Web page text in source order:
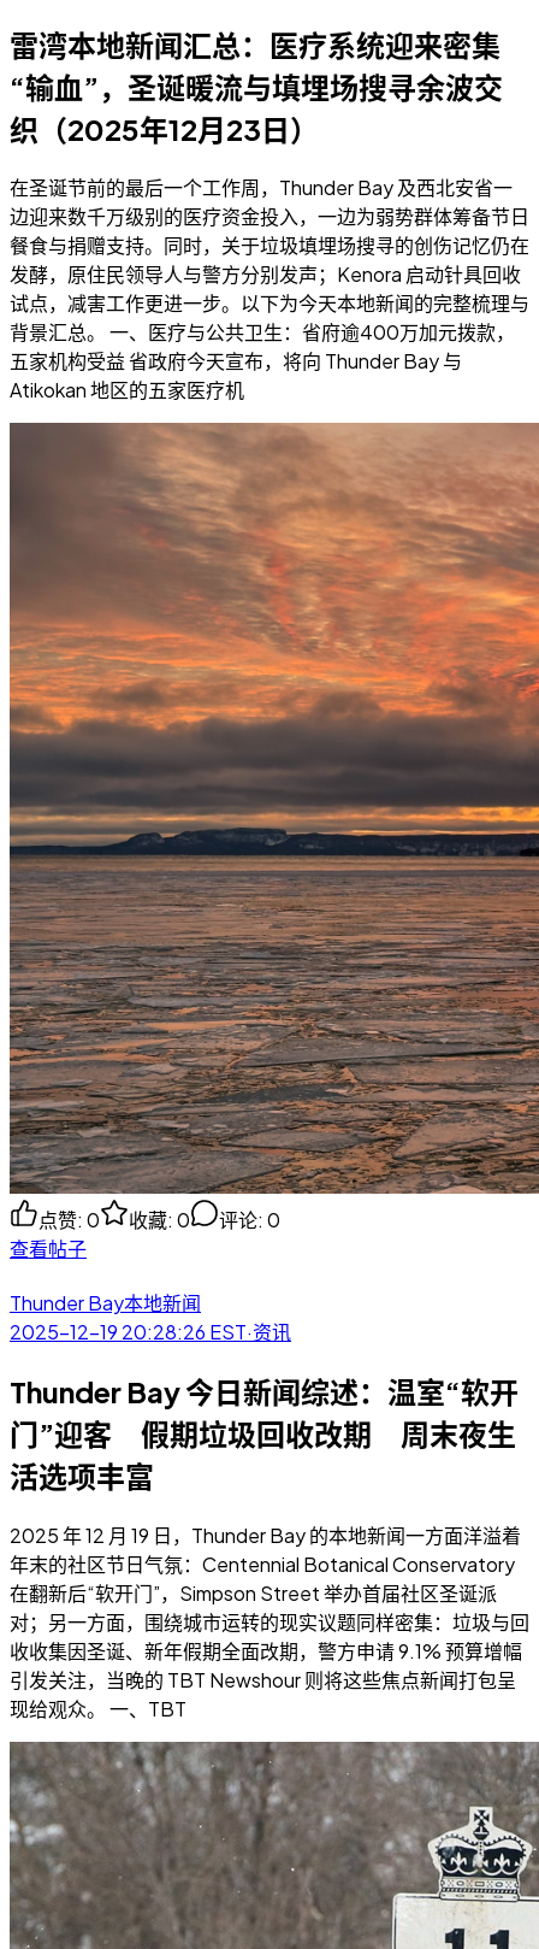
雷湾本地新闻汇总：医疗系统迎来密集
“输血”，圣诞暖流与填埋场搜寻余波交
织（2025年12月23日）
在圣诞节前的最后一个工作周，Thunder Bay 及西北安省一
边迎来数千万级别的医疗资金投入，一边为弱势群体筹备节日
餐食与捐赠支持。同时，关于垃圾填埋场搜寻的创伤记忆仍在
发酵，原住民领导人与警方分别发声；Kenora 启动针具回收
试点，减害工作更进一步。以下为今天本地新闻的完整梳理与
背景汇总。 一、医疗与公共卫生：省府逾400万加元拨款，
五家机构受益 省政府今天宣布，将向 Thunder Bay 与
Atikokan 地区的五家医疗机
点赞: 0 收藏: 0 评论: 0
查看帖子
Thunder Bay本地新闻
2025-12-19 20:28:26 EST·资讯
Thunder Bay 今日新闻综述：温室“软开
门”迎客 假期垃圾回收改期 周末夜生
活选项丰富
2025 年 12 月 19 日，Thunder Bay 的本地新闻一方面洋溢着
年末的社区节日气氛：Centennial Botanical Conservatory
在翻新后“软开门”，Simpson Street 举办首届社区圣诞派
对；另一方面，围绕城市运转的现实议题同样密集：垃圾与回
收收集因圣诞、新年假期全面改期，警方申请 9.1% 预算增幅
引发关注，当晚的 TBT Newshour 则将这些焦点新闻打包呈
现给观众。 一、TBT